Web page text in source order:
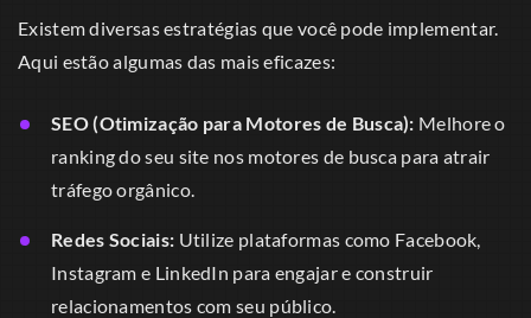
Existem diversas estratégias que você pode implementar.
Aqui estão algumas das mais eficazes:
SEO (Otimização para Motores de Busca): Melhore o
ranking do seu site nos motores de busca para atrair
tráfego orgânico.
Redes Sociais: Utilize plataformas como Facebook,
Instagram e LinkedIn para engajar e construir
relacionamentos com seu público.